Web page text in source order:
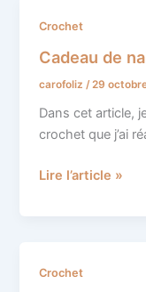
Crochet
Cadeau de
carofoliz /29
Dans cet article,
crochet que j’ai
Cadeau
naissance
:
Lapin
au
Lire l’article »
Crochet
Vous